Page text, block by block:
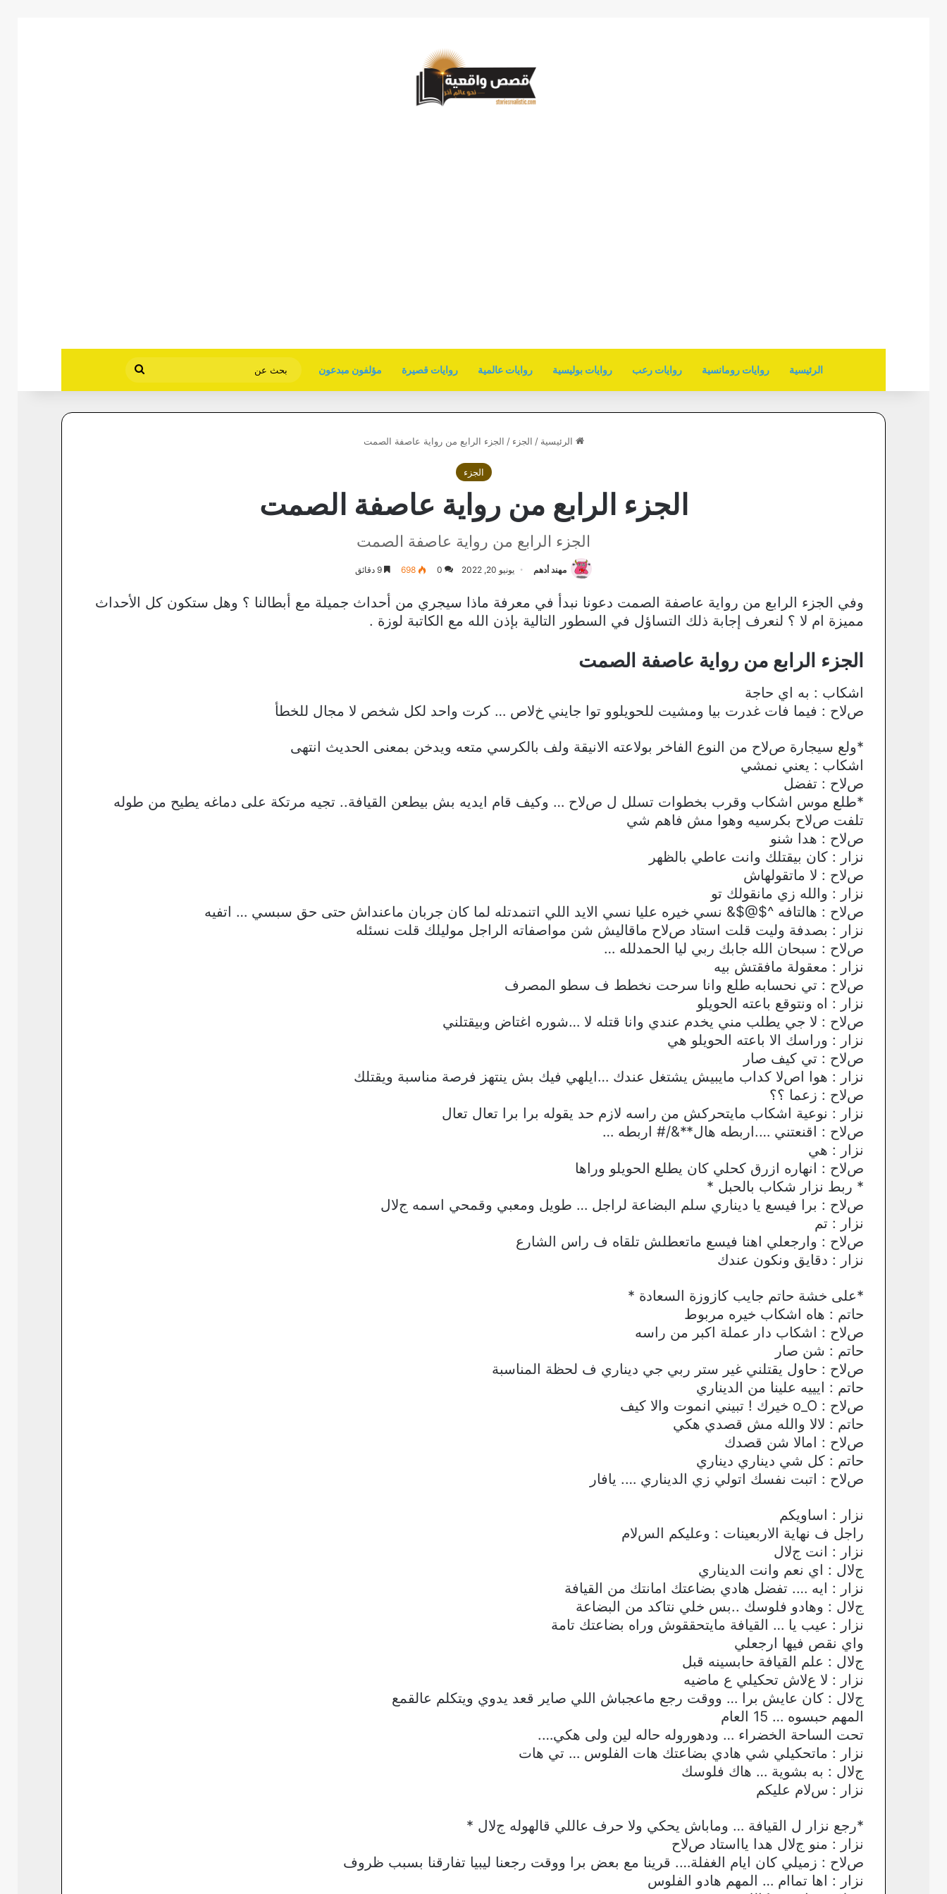
الرئيسية روايات رومانسية روايات رعب روايات بوليسية روايات عالمية روايات قصيرة مؤلفون مبدعون
عن
الرئيسية / الجزء / الجزء الرابع من رواية عاصفة الصمت
الجزء
الجزء الرابع من رواية عاصفة الصمت
الجزء الرابع من رواية عاصفة الصمت
مهند أدهم يونيو 20, 2022 0
698
وفي الجزء الرابع من رواية عاصفة الصمت دعونا نبدأ في معرفة ماذا سيجري من أحداث جميلة مع أبطالنا ؟ وهل ستكون كل الأحداث
مميزة ام لا ؟ لنعرف إجابة ذلك التساؤل في السطور التالية بإذن الله مع الكاتبة لوزة .
الجزء الرابع من رواية عاصفة الصمت
اشكاب : به اي حاجة
صﻻح : فيما فات غدرت بيا ومشيت للحويلوو توا جايني خﻻص … كرت واحد لكل شخص ﻻ مجال للخطأ
*ولع سيجارة صﻻح من النوع الفاخر بوﻻعته الانيقة ولف بالكرسي متعه ويدخن بمعنى الحديث انتهى
اشكاب : يعني نمشي
صﻻح : تفضل
*طلع موس اشكاب وقرب بخطوات تسلل ل صﻻح … وكيف قام ايديه بش بيطعن القيافة.. تجيه مرتكة على دماغه يطيح من طوله
تلفت صﻻح بكرسيه وهوا مش فاهم شي
صﻻح : هدا شنو
نزار : كان بيقتلك وانت عاطي بالظهر
صﻻح : ﻻ ماتقولهاش
نزار : والله زي مانقولك تو
صﻻح : هالتافه ^$@$& نسي خيره عليا نسي الايد اللي اتنمدتله لما كان جربان ماعنداش حتى حق سبسي … اتفيه
نزار : بصدفة وليت قلت استاد صﻻح ماقاليش شن مواصفاته الراجل موليلك قلت نسئله
صﻻح : سبحان الله جابك ربي ليا الحمدلله …
نزار : معقولة مافقتش بيه
صﻻح : تي نحسابه طلع وانا سرحت نخطط ف سطو المصرف
نزار : اه ونتوقع باعته الحويلو
صﻻح : ﻻ جي يطلب مني يخدم عندي وانا قتله ﻻ …شوره اغتاض وبيقتلني
نزار : وراسك اﻻ باعته الحويلو هي
صﻻح : تي كيف صار
نزار : هوا اصﻻ كداب مايبيش يشتغل عندك …ايلهي فيك بش ينتهز فرصة مناسبة ويقتلك
صﻻح : زعما ؟؟
نزار : نوعية اشكاب مايتحركش من راسه ﻻزم حد يقوله برا برا تعال تعال
صﻻح : اقنعتني ….اربطه هال**&/# اربطه …
نزار : هي
صﻻح : انهاره ازرق كحلي كان يطلع الحويلو وراها
* ربط نزار شكاب بالحبل *
صﻻح : برا فيسع يا ديناري سلم البضاعة لراجل … طويل ومعبي وقمحي اسمه جﻻل
نزار : تم
صﻻح : وارجعلي اهنا فيسع ماتعطلش تلقاه ف راس الشارع
نزار : دقايق ونكون عندك
*على خشة حاتم جايب كازوزة السعادة *
حاتم : هاه اشكاب خيره مربوط
صﻻح : اشكاب دار عملة اكبر من راسه
حاتم : شن صار
صﻻح : حاول يقتلني غير ستر ربي جي ديناري ف لحظة المناسبة
حاتم : ايييه علينا من الديناري
صﻻح : o_O خيرك ! تبيني انموت واﻻ كيف
حاتم : ﻻﻻ والله مش قصدي هكي
صﻻح : اماﻻ شن قصدك
حاتم : كل شي ديناري ديناري
صﻻح : اتبت نفسك اتولي زي الديناري …. يافار
نزار : اساويكم
راجل ف نهاية اﻻربعينات : وعليكم السﻻم
نزار : انت جﻻل
جﻻل : اي نعم وانت الديناري
نزار : ايه …. تفضل هادي بضاعتك امانتك من القيافة
جﻻل : وهادو فلوسك ..بس خلي نتاكد من البضاعة
نزار : عيب يا … القيافة مايتحققوش وراه بضاعتك تامة
واي نقص فيها ارجعلي
جﻻل : علم القيافة حابسينه قبل
نزار : ﻻ عﻻش تحكيلي ع ماضيه
جﻻل : كان عايش برا … ووقت رجع ماعجباش اللي صاير قعد يدوي ويتكلم عالقمع
المهم حبسوه … 15 العام
تحت الساحة الخضراء … ودهوروله حاله لين ولى هكي….
نزار : ماتحكيلي شي هادي بضاعتك هات الفلوس … تي هات
جﻻل : به بشوية … هاك فلوسك
نزار : سﻻم عليكم
*رجع نزار ل القيافة … وماباش يحكي وﻻ حرف عاللي قالهوله جﻻل *
نزار : منو جﻻل هدا يااستاد صﻻح
صﻻح : زميلي كان ايام الغفلة…. قرينا مع بعض برا ووقت رجعنا ليبيا تفارقنا بسبب ظروف
نزار : اها تماام … المهم هادو الفلوس